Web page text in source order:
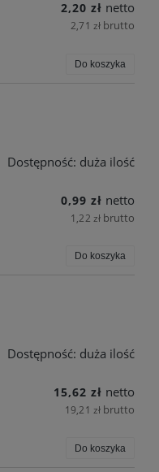
2,20 zł netto
2,71 zł brutto
Do koszyka
Dostępność: duża ilość
0,99 zł netto
1,22 zł brutto
Do koszyka
Dostępność: duża ilość
15,62 zł netto
19,21 zł brutto
Do koszyka